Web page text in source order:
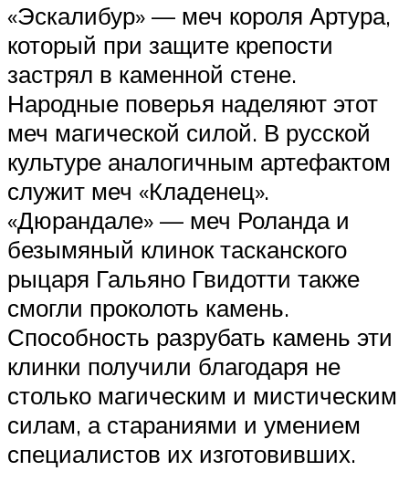
«Эскалибур» — меч короля Артура,
который при защите крепости
застрял в каменной стене.
Народные поверья наделяют этот
меч магической силой. В русской
культуре аналогичным артефактом
служит меч «Кладенец».
«Дюрандале» — меч Роланда и
безымяный клинок тасканского
рыцаря Гальяно Гвидотти также
смогли проколоть камень.
Способность разрубать камень эти
клинки получили благодаря не
столько магическим и мистическим
силам, а стараниями и умением
специалистов их изготовивших.